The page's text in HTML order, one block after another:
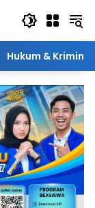
Hukum & Kriminal